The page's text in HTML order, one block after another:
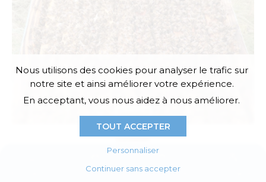
Les Apiculteurs de la Jalle
Association d'apiculteurs amateurs
Agenda E-boutique
Nous utilisons des cookies pour analyser le trafic sur
notre site et ainsi améliorer votre expérience.
En acceptant, vous nous aidez à nous améliorer.
TOUT ACCEPTER
Personnaliser
Continuer sans accepter